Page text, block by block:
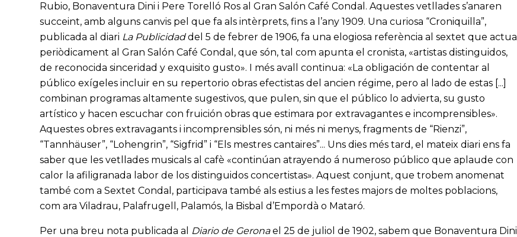
Rubio, Bonaventura Dini i Pere Torelló Ros al Gran Salón Café Condal. Aquestes vetllades s’anaren
succeint, amb alguns canvis pel que fa als intèrprets, fins a l’any 1909. Una curiosa “Croniquilla”,
publicada al diari La Publicidaddel 5 de febrer de 1906, fa una elogiosa referència al sextet que actua
periòdicament al Gran Salón Café Condal, que són, tal com apunta el cronista, «artistas distinguidos,
de reconocida sinceridad y exquisito gusto». I més avall continua: «La obligación de contentar al
público exígeles incluir en su repertorio obras efectistas del ancien régime, pero al lado de estas [...]
combinan programas altamente sugestivos, que pulen, sin que el público lo advierta, su gusto
artístico y hacen escuchar con fruición obras que estimara por extravagantes e incomprensibles».
Aquestes obres extravagants i incomprensibles són, ni més ni menys, fragments de “Rienzi”,
“Tannhäuser”, “Lohengrin”, “Sigfrid” i “Els mestres cantaires”... Uns dies més tard, el mateix diari ens fa
saber que les vetllades musicals al cafè «continúan atrayendo á numeroso público que aplaude con
calor la afiligranada labor de los distinguidos concertistas». Aquest conjunt, que trobem anomenat
també com a Sextet Condal, participava també als estius a les festes majors de moltes poblacions,
com ara Viladrau, Palafrugell, Palamós, la Bisbal d’Empordà o Mataró.
Per una breu nota publicada al Diario de Geronael 25 de juliol de 1902, sabem que Bonaventura Dini